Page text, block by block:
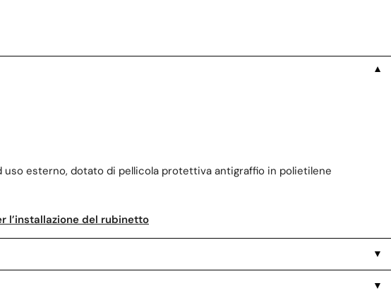
▼
esterno, dotato di pellicola protettiva antigraffio in polietilene
l’installazione del rubinetto
▼
▼